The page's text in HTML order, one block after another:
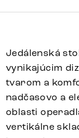
Jedálenská
vynikajúcim
tvarom a
nadčasovo a
oblasti
vertikálne